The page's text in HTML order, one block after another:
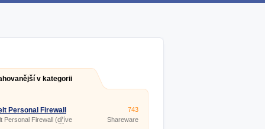
v kategorii
Personal Firewall
Personal Firewall (dříve
Firewall) ověřuje
743
Shareware